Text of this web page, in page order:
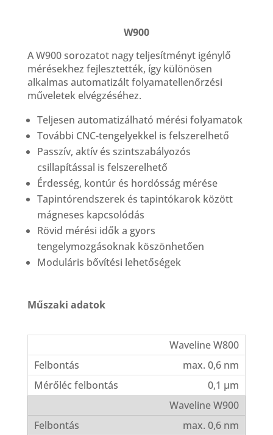
W900
A W900 sorozatot nagy teljesítményt igénylő
mérésekhez fejlesztették, így különösen
alkalmas automatizált folyamatellenőrzési
műveletek elvégzéséhez.
Teljesen automatizálható mérési folyamatok
További CNC-tengelyekkel is felszerelhető
Passzív, aktív és szintszabályozós
csillapítással is felszerelhető
Érdesség, kontúr és hordósság mérése
Tapintórendszerek és tapintókarok között
mágneses kapcsolódás
Rövid mérési idők a gyors
tengelymozgásoknak köszönhetően
Moduláris bővítési lehetőségek
Műszaki adatok
Waveline W800
max. 0,6 nm
0,1 µm
Waveline W900
max. 0,6 nm